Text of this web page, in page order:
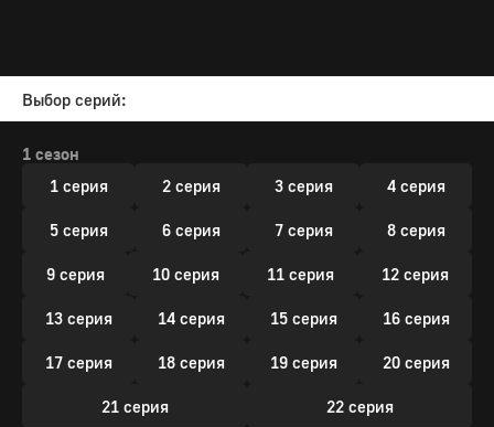
Выбор серий:
1 сезон
1 серия
2 серия 3 серия 4 серия
5 серия 6 серия 7 серия 8 серия
9 серия 10 серия 11 серия 12 серия
13 серия 14 серия 15 серия 16 серия
17 серия 18 серия 19 серия 20 серия
21 серия
22 серия